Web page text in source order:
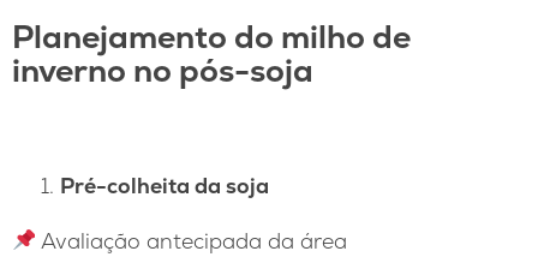
Planejamento do milho de
inverno no pós-soja
Pré-colheita da soja
Avaliação antecipada da área